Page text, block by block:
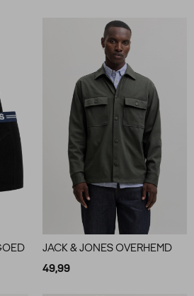
JACK & JONES OVERHEMD
49,99